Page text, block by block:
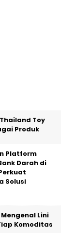
Toy
Produk
Platform
Darah di
Solusi
Lini
Komoditas